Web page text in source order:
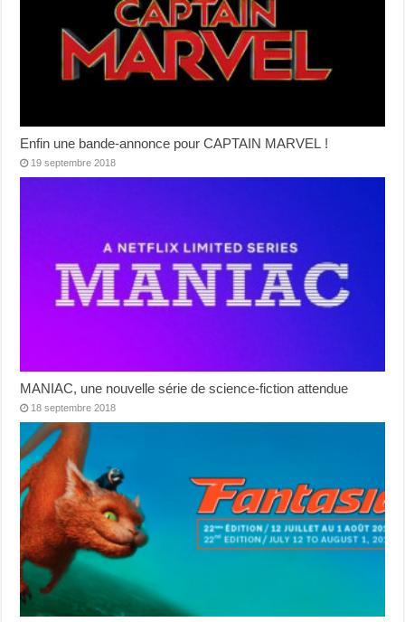
Enfin une bande-annonce pour CAPTAIN MARVEL !
19 septembre 2018
MANIAC, une nouvelle série de science-fiction attendue
18 septembre 2018